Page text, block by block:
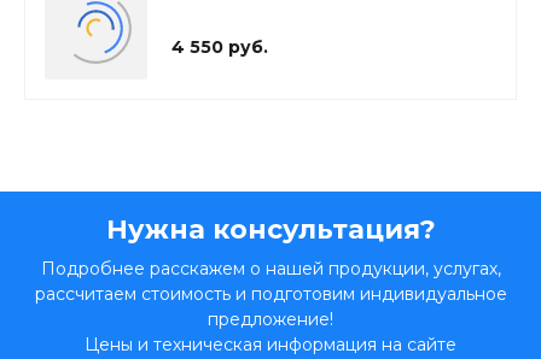
4 550 руб.
Нужна консультация?
Подробнее расскажем о нашей продукции, услугах,
рассчитаем стоимость и подготовим индивидуальное
предложение!
Цены и техническая информация на сайте